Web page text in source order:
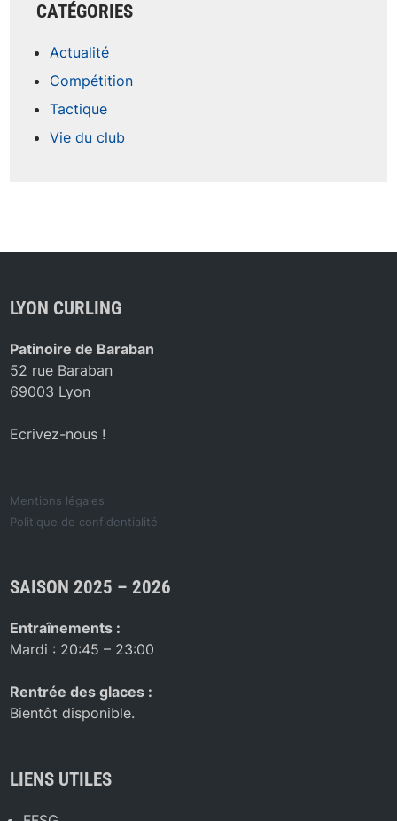
CATÉGORIES
Actualité
Compétition
Tactique
Vie du club
LYON CURLING
Patinoire de Baraban
52 rue Baraban
69003 Lyon
Ecrivez-nous !
Mentions légales
Politique de confidentialité
SAISON 2025 – 2026
Entraînements :
Mardi : 20:45 – 23:00
Rentrée des glaces :
Bientôt disponible.
LIENS UTILES